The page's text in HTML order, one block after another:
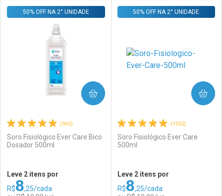
Prateleira
(965)
Soro Fisiológico Ever Care Bico
Dosador 500ml
50% OFF NA 2° UNIDADE
Leve 2 itens por
R$8,25/cada
COMPRAR
(1052)
Soro Fisiológico Ever Care
500ml
50% OFF NA 2° UNIDADE
Leve 2 itens por
R$8,25/cada
COMPRAR